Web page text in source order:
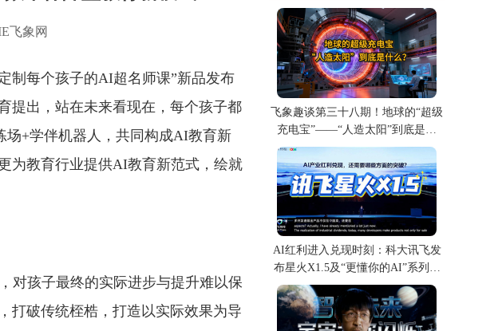
飞象网
制每个孩子的AI超名师课”新品发布
提出，站在未来看现在，每个孩子都
+学伴机器人，共同构成AI教育新
为教育行业提供AI教育新范式，绘就
对孩子最终的实际进步与提升难以保
打破传统桎梏，打造以实际效果为导
飞象趣谈第三十八期！地球的“超级
充电宝”——“人造太阳”到底是什
么？
AI红利进入兑现时刻：科大讯飞发
布星火X1.5及“更懂你的AI”系列产
品